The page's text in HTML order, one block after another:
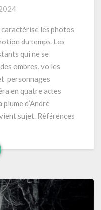
les photos
du temps. Les
qui ne se
ombres, voiles
personnages
en quatre actes
d’André
sujet. Références